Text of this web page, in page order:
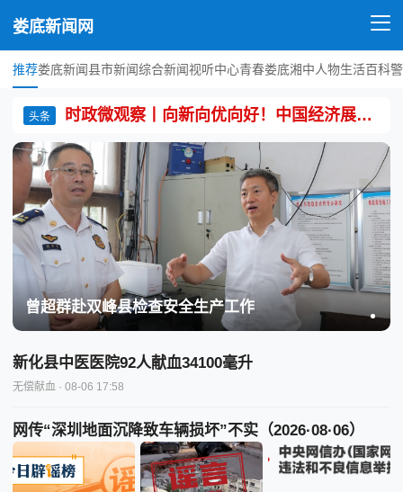
娄底新闻网
推荐娄底新闻县市新闻综合新闻视听中心青春娄底湘中人物生活百科
头条 时政微观察丨向新向优向好！中国经济展现强大韧性和活力
曾超群赴双峰县检查安全生产工作
新化县中医医院92人献血34100毫升
无偿献血 · 08-06 17:58
网传“深圳地面沉降致车辆损坏”不实（2026·08·06）